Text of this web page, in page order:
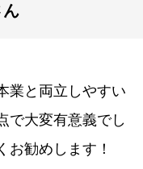
業と両立しやすい
で大変有意義でし
お勧めします！